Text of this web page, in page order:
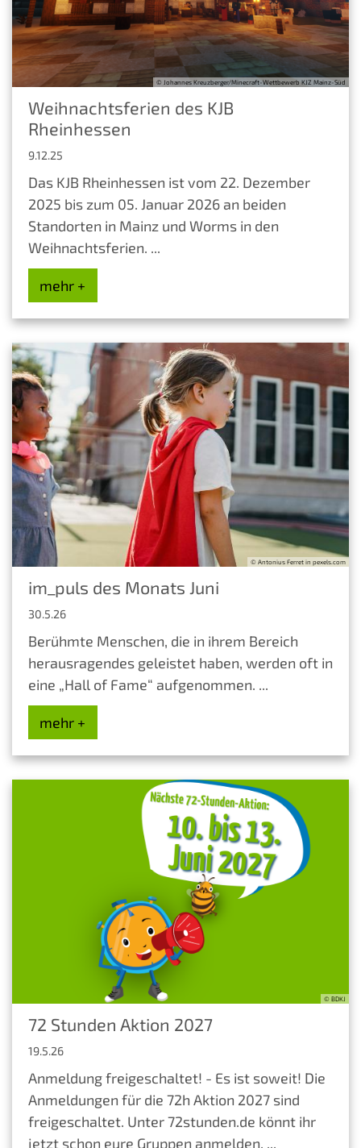
© Johannes Kreuzberger/Minecraft-Wettbewerb KJZ Mainz-Süd
Weihnachtsferien des KJB
Rheinhessen
9.12.25
Das KJB Rheinhessen ist vom 22. Dezember
2025 bis zum 05. Januar 2026 an beiden
Standorten in Mainz und Worms in den
Weihnachtsferien. ...
mehr +
© Antonius Ferret in pexels.com
im_puls des Monats Juni
30.5.26
Berühmte Menschen, die in ihrem Bereich
herausragendes geleistet haben, werden oft in
eine „Hall of Fame“ aufgenommen. ...
mehr +
© BDKJ
72 Stunden Aktion 2027
19.5.26
Anmeldung freigeschaltet! - Es ist soweit! Die
Anmeldungen für die 72h Aktion 2027 sind
freigeschaltet. Unter 72stunden.de könnt ihr
jetzt schon eure Gruppen anmelden. ...